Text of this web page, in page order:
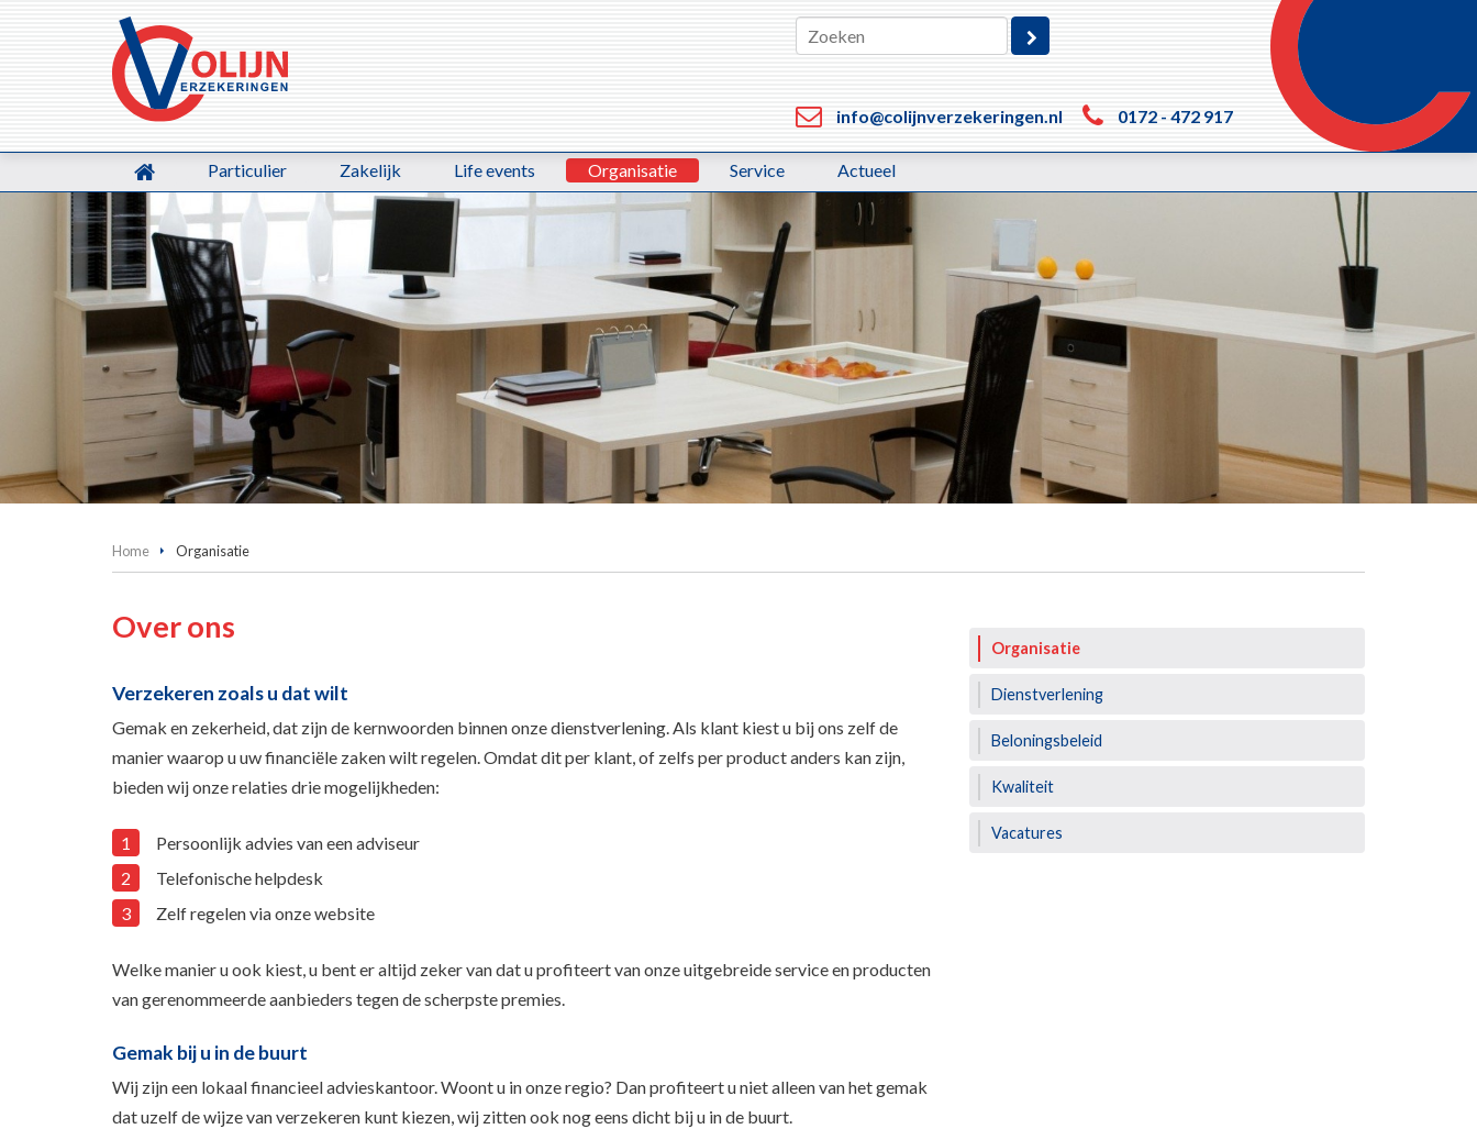
info@colijnverzekeringen.nl 0172 - 472 917
Particulier Zakelijk Life events Organisatie Service Actueel
Home Organisatie
Over ons
Verzekeren zoals u dat wilt
Gemak en zekerheid, dat zijn de kernwoorden binnen onze dienstverlening. Als klant kiest u bij ons zelf de
manier waarop u uw financiële zaken wilt regelen. Omdat dit per klant, of zelfs per product anders kan zijn,
bieden wij onze relaties drie mogelijkheden:
Persoonlijk advies van een adviseur
Telefonische helpdesk
Zelf regelen via onze website
Welke manier u ook kiest, u bent er altijd zeker van dat u profiteert van onze uitgebreide service en producten
van gerenommeerde aanbieders tegen de scherpste premies.
Gemak bij u in de buurt
Wij zijn een lokaal financieel advieskantoor. Woont u in onze regio? Dan profiteert u niet alleen van het gemak
dat uzelf de wijze van verzekeren kunt kiezen, wij zitten ook nog eens dicht bij u in de buurt.
Organisatie
Dienstverlening
Beloningsbeleid
Kwaliteit
Vacatures